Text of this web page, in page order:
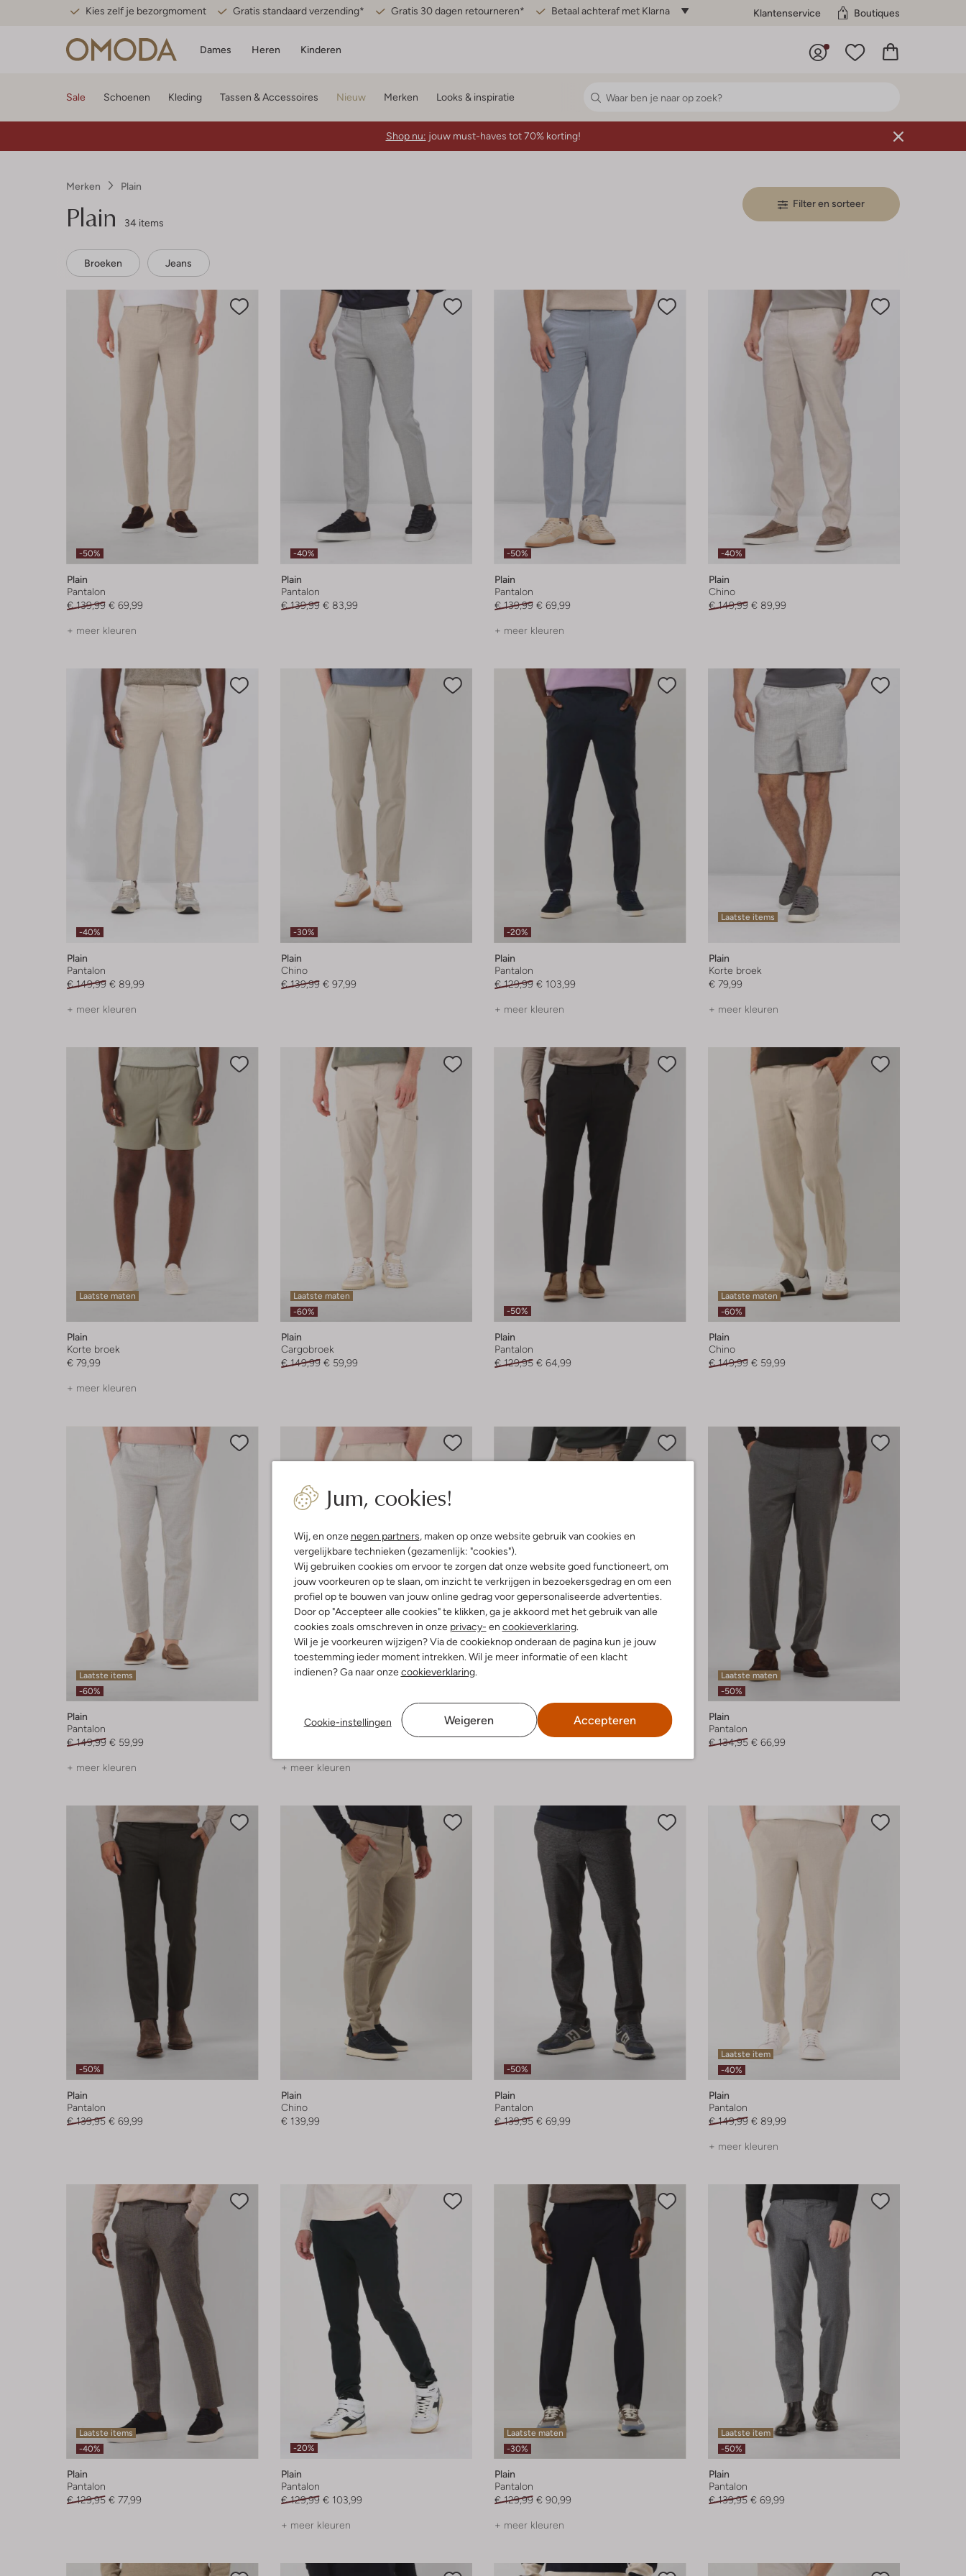
Kies zelf je bezorgmoment Gratis standaard verzending* Gratis 30 dagen retourneren* Betaal achteraf met Klarna Klantenservice Boutiques
Dames Heren Kinderen
Jum, cookies!
Wij, en onze negen partners, maken op onze website gebruik van cookies en
vergelijkbare technieken (gezamenlijk: "cookies").
Wij gebruiken cookies om ervoor te zorgen dat onze website goed functioneert, om
jouw voorkeuren op te slaan, om inzicht te verkrijgen in bezoekersgedrag en om een
profiel op te bouwen van jouw online gedrag voor gepersonaliseerde advertenties.
Door op "Accepteer alle cookies" te klikken, ga je akkoord met het gebruik van alle
cookies zoals omschreven in onze privacy- en cookieverklaring.
Wil je je voorkeuren wijzigen? Via de cookieknop onderaan de pagina kun je jouw
toestemming ieder moment intrekken. Wil je meer informatie of een klacht
indienen? Ga naar onzecookieverklaring.
Cookie-instellingen Weigeren Accepteren
Sale Schoenen Kleding Tassen & Accessoires Nieuw Merken Looks & inspiratie
Shop nu: jouw must-haves tot 70% korting!
Merken Plain
Plain 34 items
Filter en sorteer
Broeken Jeans
-50%
Plain
Pantalon
€ 139,99 € 69,99
+ meer kleuren
-40%
Plain
Pantalon
€ 139,99 € 83,99
-50%
Plain
Pantalon
€ 139,99 € 69,99
+ meer kleuren
-40%
Plain
Chino
€ 149,99 € 89,99
-40%
Plain
Pantalon
€ 149,99 € 89,99
+ meer kleuren
-30%
Plain
Chino
€ 139,99 € 97,99
-20%
Plain
Pantalon
€ 129,99 € 103,99
+ meer kleuren
Laatste items
Plain
Korte broek
€ 79,99
+ meer kleuren
Laatste maten
Plain
Korte broek
€ 79,99
+ meer kleuren
Laatste maten
-60%
Plain
Cargobroek
€ 149,99 € 59,99
-50%
Plain
Pantalon
€ 129,95 € 64,99
Laatste maten
-60%
Plain
Chino
€ 149,99 € 59,99
Laatste items
-60%
Plain
Pantalon
€ 149,99 € 59,99
+ meer kleuren
Laatste maten
Pantalon
+ meer kleuren
Cargobroek
Laatste maten
-50%
Plain
Pantalon
€ 134,95 € 66,99
-50%
Plain
Pantalon
€ 139,95 € 69,99
Plain
Chino
€ 139,99
-50%
Plain
Pantalon
€ 139,95 € 69,99
Laatste item
-40%
Plain
Pantalon
€ 149,99 € 89,99
+ meer kleuren
Laatste items
-40%
Plain
Pantalon
€ 129,95 € 77,99
-20%
Plain
Pantalon
€ 129,99 € 103,99
+ meer kleuren
Laatste maten
-30%
Plain
Pantalon
€ 129,99 € 90,99
+ meer kleuren
Laatste item
-50%
Plain
Pantalon
€ 139,95 € 69,99